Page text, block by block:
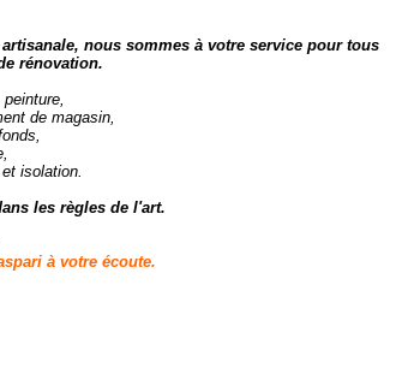
nous sommes à votre service pour tous
rénovation.
de magasin,
isolation.
les règles de l'art.
à votre écoute.